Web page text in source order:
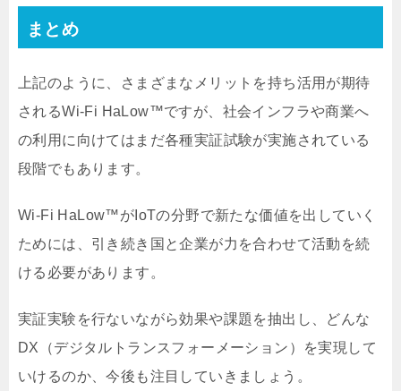
まとめ
上記のように、さまざまなメリットを持ち活用が期待
されるWi-Fi HaLow™ですが、社会インフラや商業へ
の利用に向けてはまだ各種実証試験が実施されている
段階でもあります。
Wi-Fi HaLow™がIoTの分野で新たな価値を出していく
ためには、引き続き国と企業が力を合わせて活動を続
ける必要があります。
実証実験を行ないながら効果や課題を抽出し、どんな
DX（デジタルトランスフォーメーション）を実現して
いけるのか、今後も注目していきましょう。